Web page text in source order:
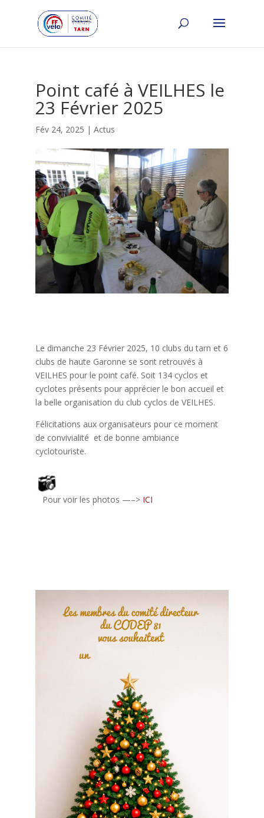
Point café à VEILHES le
23 Février 2025
Fév 24, 2025 | Actus
Le dimanche 23 Février 2025, 10 clubs du tarn et 6
clubs de haute Garonne se sont retrouvés à
VEILHES pour le point café. Soit 134 cyclos et
cyclotes présents pour apprécier le bon accueil et
la belle organisation du club cyclos de VEILHES.
Félicitations aux organisateurs pour ce moment
de convivialité et de bonne ambiance
cyclotouriste.
Pour voir les photos —–>ICI